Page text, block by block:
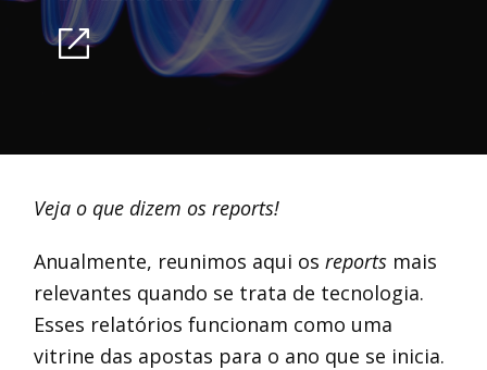
Veja o que dizem os reports!
Anualmente, reunimos aqui osreports mais
relevantes quando se trata de tecnologia.
Esses relatórios funcionam como uma
vitrine das apostas para o ano que se inicia.